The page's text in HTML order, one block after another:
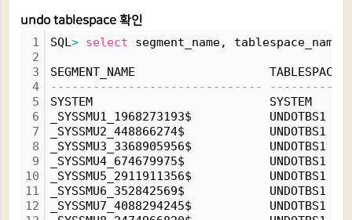
undo tablespace 확인
1
2
3
4
5
6
7
8
9
10
11
12
SQL> select segment_name,
SEGMENT_NAME
------------------------------
SYSTEM                         SYSTEM
_SYSSMU1_1968273193$           UNDOTBS1
_SYSSMU2_448866274$            UNDOTBS1
_SYSSMU3_3368905956$           UNDOTBS1
_SYSSMU4_674679975$            UNDOTBS1
_SYSSMU5_2911911356$           UNDOTBS1
_SYSSMU6_352842569$            UNDOTBS1
_SYSSMU7_4088294245$           UNDOTBS1